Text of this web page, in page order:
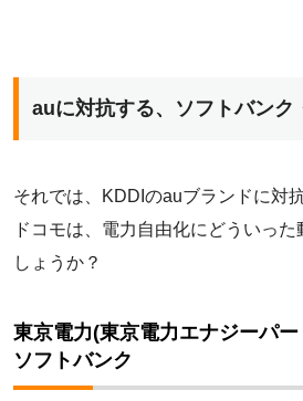
auに対抗する、ソフトバンク
それでは、KDDIのauブランドに対
ドコモは、電力自由化にどういっ
しょうか？
東京電力(東京電力エナジーパ
ソフトバンク